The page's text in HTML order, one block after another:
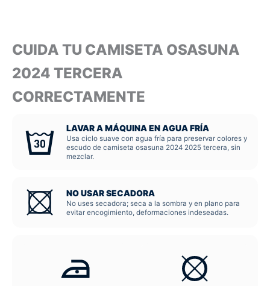
CUIDA TU CAMISETA OSASUNA
2024 TERCERA
CORRECTAMENTE
LAVAR A MÁQUINA EN AGUA FRÍA
Usa ciclo suave con agua fría para preservar colores y
escudo de camiseta osasuna 2024 2025 tercera, sin
mezclar.
NO USAR SECADORA
No uses secadora; seca a la sombra y en plano para
evitar encogimiento, deformaciones indeseadas.